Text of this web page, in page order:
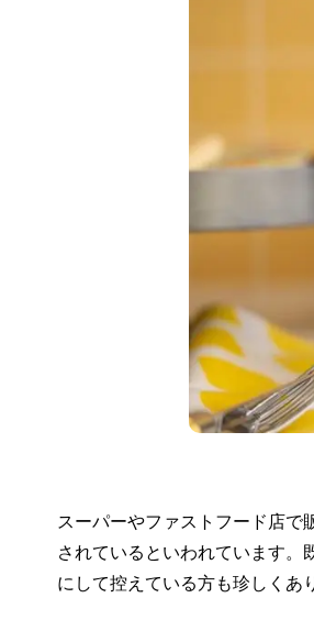
スーパーやファストフード店で
されているといわれています。
にして控えている方も珍しくあ